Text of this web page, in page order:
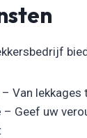
– Van lekkages
– Geef uw